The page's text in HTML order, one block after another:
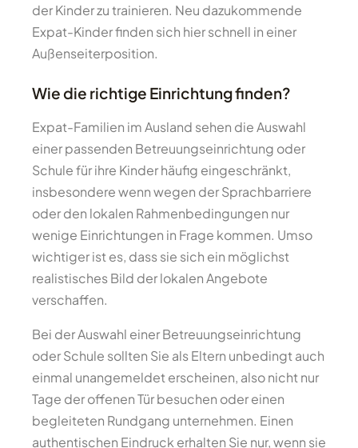
der Kinder zu trainieren. Neu dazukommende
Expat-Kinder finden sich hier schnell in einer
Außenseiterposition.
Wie die richtige Einrichtung finden?
Expat-Familien im Ausland sehen die Auswahl
einer passenden Betreuungseinrichtung oder
Schule für ihre Kinder häufig eingeschränkt,
insbesondere wenn wegen der Sprachbarriere
oder den lokalen Rahmenbedingungen nur
wenige Einrichtungen in Frage kommen. Umso
wichtiger ist es, dass sie sich ein möglichst
realistisches Bild der lokalen Angebote
verschaffen.
Bei der Auswahl einer Betreuungseinrichtung
oder Schule sollten Sie als Eltern unbedingt auch
einmal unangemeldet erscheinen, also nicht nur
Tage der offenen Tür besuchen oder einen
begleiteten Rundgang unternehmen. Einen
authentischen Eindruck erhalten Sie nur, wenn sie